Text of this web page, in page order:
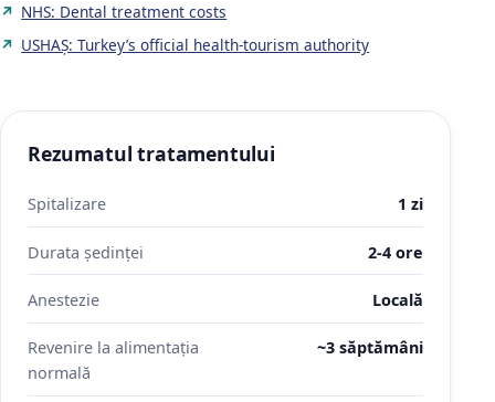
NHS: Dental treatment costs
USHAŞ: Turkey’s official health-tourism authority
Rezumatul tratamentului
Spitalizare 1 zi
Durata ședinței 2-4 ore
Anestezie Locală
Revenire la alimentația
normală
~3 săptămâni